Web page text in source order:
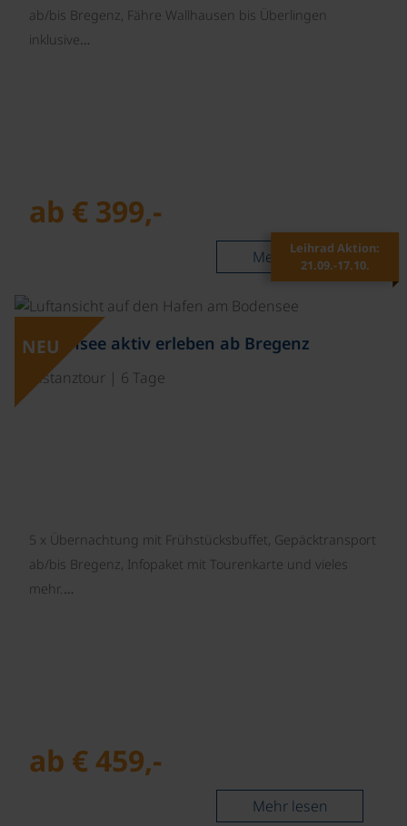
ab/bis Bregenz, Fähre Wallhausen bis Überlingen
inklusive…
ab € 399,-
Mehr lesen
NEU
Leihrad Aktion:
21.09.-17.10.
Bodensee aktiv erleben ab Bregenz
Distanztour | 6 Tage
5 x Übernachtung mit Frühstücksbuffet, Gepäcktransport
ab/bis Bregenz, Infopaket mit Tourenkarte und vieles
mehr.…
ab € 459,-
Mehr lesen